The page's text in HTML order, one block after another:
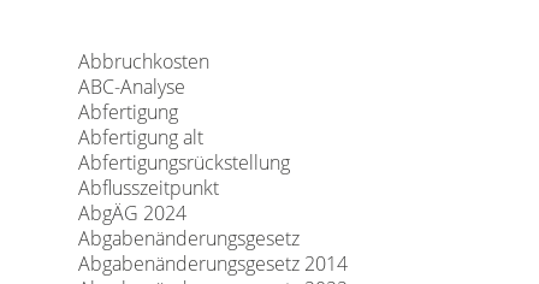
Abbruchkosten
ABC-Analyse
Abfertigung
Abfertigung alt
Abfertigungsrückstellung
Abflusszeitpunkt
AbgÄG 2024
Abgabenänderungsgesetz
Abgabenänderungsgesetz 2014